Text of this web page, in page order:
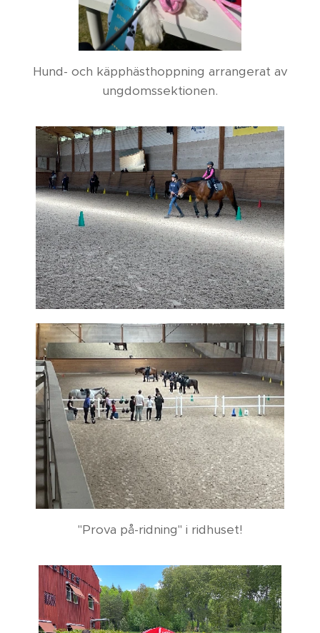
Hund- och käpphästhoppning arrangerat av
ungdomssektionen.
"Prova på-ridning" i ridhuset!